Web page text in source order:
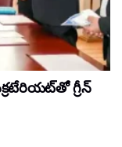
గ్రీన్